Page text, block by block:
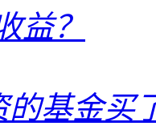
益？
的基金买